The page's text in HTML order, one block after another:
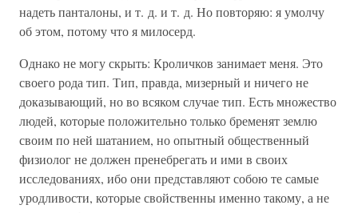
надеть панталоны, и т. д. и т. д. Но повторяю: я умолчу
об этом, потому что я милосерд.
Однако не могу скрыть: Кроличков занимает меня. Это
своего рода тип. Тип, правда, мизерный и ничего не
доказывающий, но во всяком случае тип. Есть множество
людей, которые положительно только бременят землю
своим по ней шатанием, но опытный общественный
физиолог не должен пренебрегать и ими в своих
исследованиях, ибо они представляют собою те самые
уродливости, которые свойственны именно такому, а не